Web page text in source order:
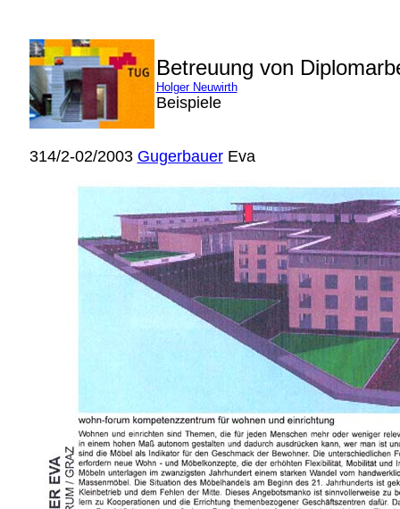
Betreuung von
Holger Neuwirth
Beispiele
314/2-02/2003 GugerbauerEva